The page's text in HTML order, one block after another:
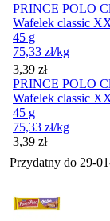
PRINCE POLO
Wafelek classic
45 g
75,33 zł/kg
Cena
3,39 zł
PRINCE POLO
Wafelek classic
45 g
75,33 zł/kg
Cena
3,39 zł
Przydatny do 29-